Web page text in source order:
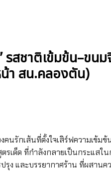
รสชาติเข้มข้น–ขน
า สน.คลองตัน)
คนรักเส้นที่ตั้งใจเสิร์ฟความเข้
รเด็ด ที่กำลังกลายเป็นกระแส
รุง และบรรยากาศร้าน ที่ผสาน